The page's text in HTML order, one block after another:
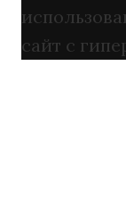
сайт с